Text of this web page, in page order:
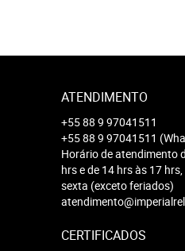
ATENDIMENTO
+55 88 9 97041511
+55 88 9 97041511
Horário de atendimento
hrs e de 14 hrs às 17
sexta (exceto feriados)
CERTIFICADOS